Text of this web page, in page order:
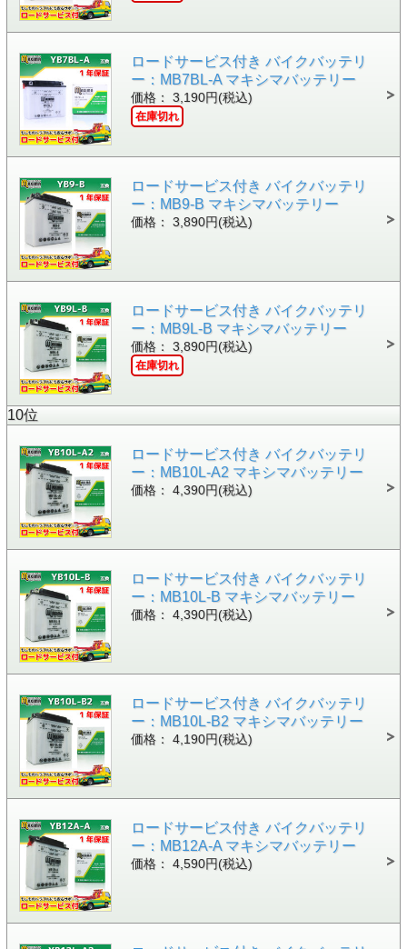
ロードサービス付き バイクバッテリ
ー：MB7BL-A マキシマバッテリー
価格： 3,190円(税込)
在庫切れ
ロードサービス付き バイクバッテリ
ー：MB9-B マキシマバッテリー
価格： 3,890円(税込)
ロードサービス付き バイクバッテリ
ー：MB9L-B マキシマバッテリー
価格： 3,890円(税込)
在庫切れ
10位
ロードサービス付き バイクバッテリ
ー：MB10L-A2 マキシマバッテリー
価格： 4,390円(税込)
ロードサービス付き バイクバッテリ
ー：MB10L-B マキシマバッテリー
価格： 4,390円(税込)
ロードサービス付き バイクバッテリ
ー：MB10L-B2 マキシマバッテリー
価格： 4,190円(税込)
ロードサービス付き バイクバッテリ
ー：MB12A-A マキシマバッテリー
価格： 4,590円(税込)